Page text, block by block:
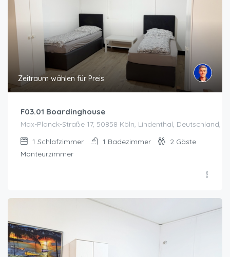
Zeitraum wählen für Preis
F03.01 Boardinghouse
Max-Planck-Straße 17, 50858 Köln, Lindenthal, Deutschland,
1 Schlafzimmer 1 Badezimmer 2 Gäste
Monteurzimmer